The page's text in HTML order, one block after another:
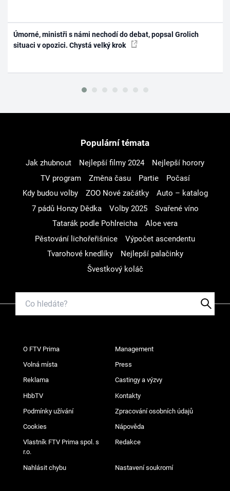
Úmorné, ministři s námi nechodí do debat, popsal Grolich
situaci v opozici. Chystá velký krok
Populární témata
Jak zhubnout Nejlepší filmy 2024
Nejlepší horory
TV program
Změna času Partie
Počasí
Kdy budou volby
ZOO Nové začátky
Auto – katalog
7 pádů Honzy Dědka
Volby 2025
Svařené víno
Tatarák podle Pohlreicha
Aloe vera
Pěstování lichořeřišnice
Výpočet ascendentu
Tvarohové knedlíky
Nejlepší palačinky
Švestkový koláč
O FTV Prima Management
Volná místa Press
Reklama Castingy a výzvy
HbbTV Kontakty
Podmínky užívání Zpracování osobních údajů
Cookies Nápověda
Vlastník FTV Prima spol. s
r.o.
Redakce
Nahlásit chybu Nastavení soukromí